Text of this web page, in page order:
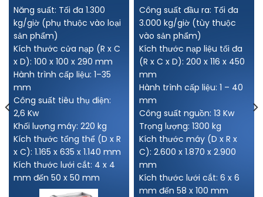
Năng suất: Tối đa 1.300
kg/giờ (phụ thuộc vào loại
sản phẩm)
Kích thước cửa nạp (R x C
x D): 100 x 100 x 290 mm
Hành trình cấp liệu: 1–35
mm
Công suất tiêu thụ điện:
2,6 Kw
Khối lượng máy: 220 kg
Kích thước tổng thể (D x R
x C): 1.165 x 635 x 1.140 mm
Kích thước lưới cắt: 4 x 4
mm đến 50 x 50 mm
Công suất đầu ra: Tối đa
3.000 kg/giờ (tùy thuộc
vào sản phẩm)
Kích thước nạp liệu tối đa
(R x C x D): 200 x 116 x 450
mm
Hành trình cấp liệu: 1 – 40
mm
Công suất nguồn: 13 Kw
Trọng lượng: 1300 kg
Kích thước máy (D x R x
C): 2.600 x 1.870 x 2.900
mm
Kích thước lưới cắt: 6 x 6
mm đến 58 x 100 mm